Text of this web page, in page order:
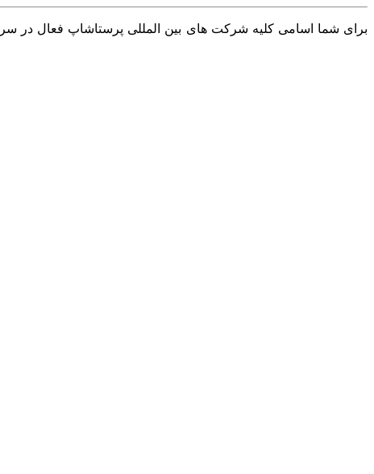
برای شما اسامی کلیه شرکت های بین المللی پرستاشاپ فعال در